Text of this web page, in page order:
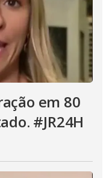
em 80
#JR24H